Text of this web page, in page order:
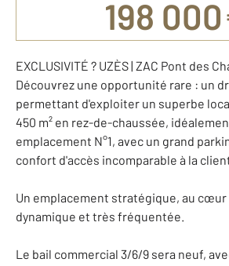
198 000
EXCLUSIVITÉ ? UZÈS | ZAC Pont des
Découvrez une opportunité rare : un
permettant d'exploiter un superbe
450 m² en rez-de-chaussée,
emplacement N°1, avec un grand
confort d'accès incomparable à la
Un emplacement stratégique, au cœur
dynamique et très fréquentée.
Le bail commercial 3/6/9 sera neuf,